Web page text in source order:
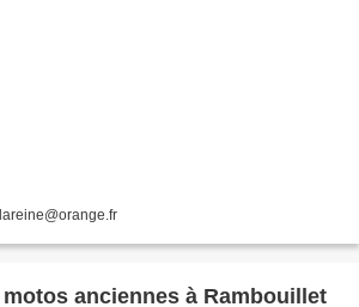
anciennes à Rambouillet